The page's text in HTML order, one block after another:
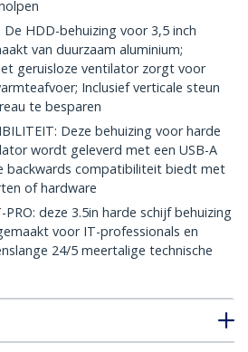
De HDD-behuizing voor 3,5 inch
van duurzaam aluminium;
geruisloze ventilator zorgt voor
Inclusief verticale steun
te besparen
Deze behuizing voor harde
wordt geleverd met een USB-A
backwards compatibiliteit biedt met
of hardware
PRO: deze 3.5in harde schijf behuizing
voor IT-professionals en
24/5 meertalige technische